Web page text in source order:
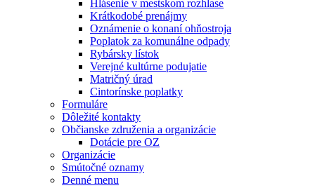
Hlásenie v mestskom rozhlase
Krátkodobé prenájmy
Oznámenie o konaní ohňostroja
Poplatok za komunálne odpady
Rybársky lístok
Verejné kultúrne podujatie
Matričný úrad
Cintorínske poplatky
Formuláre
Dôležité kontakty
Občianske združenia a organizácie
Dotácie pre OZ
Organizácie
Smútočné oznamy
Denné menu